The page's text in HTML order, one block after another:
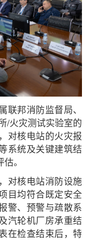
联邦消防监督局、
/火灾测试实验室的
对核电站的火灾报
系统及关键建筑结
。
对核电站消防设施
目均符合既定安全
警、预警与疏散系
汽轮机厂房承重结
在检查结束后，特